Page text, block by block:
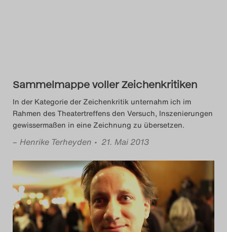
2015
Das Theatertreffen-Blog
2016
Das Theatertreffen-Blog
2017
Das Theatertreffen-Blog
2018
Sammelmappe voller Zeichenkritiken
In der Kategorie der Zeichenkritik unternahm ich im
Rahmen des Theatertreffens den Versuch, Inszenierungen
gewissermaßen in eine Zeichnung zu übersetzen.
– Henrike Terheyden • 21. Mai 2013